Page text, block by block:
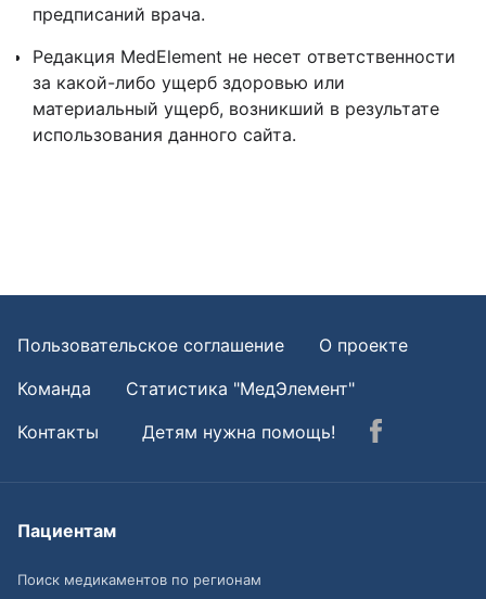
предписаний врача.
Редакция MedElement не несет ответственности
за какой-либо ущерб здоровью или
материальный ущерб, возникший в результате
использования данного сайта.
Пользовательское соглашение
О проекте
Команда
Статистика "МедЭлемент"
Контакты
Детям нужна помощь!
Пациентам
Поиск медикаментов по регионам